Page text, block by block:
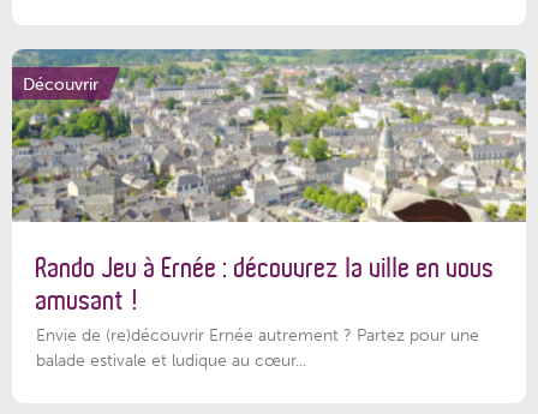
Découvrir
Rando Jeu à Ernée : découvrez la ville en vous
amusant !
Envie de (re)découvrir Ernée autrement ? Partez pour une
balade estivale et ludique au cœur...